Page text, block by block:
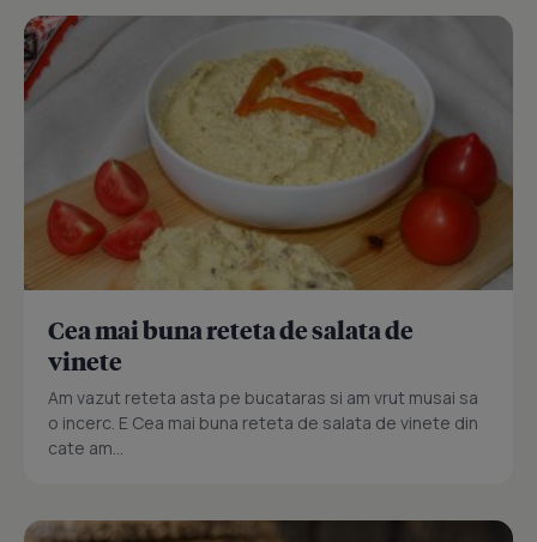
Cea mai buna reteta de salata de
vinete
Am vazut reteta asta pe bucataras si am vrut musai sa
o incerc. E Cea mai buna reteta de salata de vinete din
cate am...